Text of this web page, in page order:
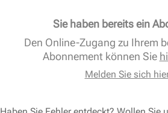
Sie haben bereits ein
Den Online-Zugang zu Ihrem
Abonnement können Sie
Melden Sie sich